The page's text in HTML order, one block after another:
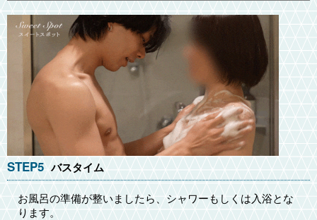
STEP5 バスタイム
お風呂の準備が整いましたら、シャワーもしくは入浴とな
ります。